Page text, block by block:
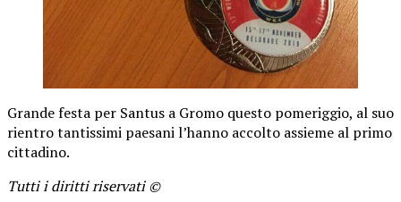
Grande festa per Santus a Gromo questo pomeriggio, al suo
rientro tantissimi paesani l’hanno accolto assieme al primo
cittadino.
Tutti i diritti riservati ©